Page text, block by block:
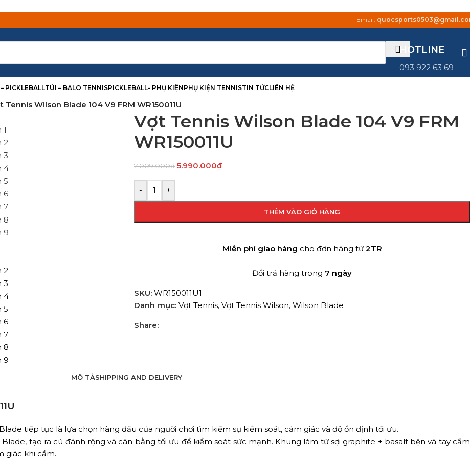
Email:
HOTLINE
093 922 63 69
PICKLEBALLTÚI – BALO TENNISPICKLEBALL- PHỤ KIỆNPHỤ KIỆN TENNISTIN TỨCLIÊN HỆ
Tennis Wilson Blade 104 V9 FRM WR150011U
Vợt Tennis Wilson Blade 104 V9 FRM
WR150011U
7.009.000₫ 5.990.000₫
- +
THÊM VÀO GIỎ HÀNG
Miễn phí giao hàng cho đơn hàng từ 2TR
Đổi trả hàng trong 7 ngày
SKU: WR150011U1
Danh mục: Vợt Tennis, Vợt Tennis Wilson, Wilson Blade
Share:
MÔ TẢSHIPPING AND DELIVERY
tiếp tục là lựa chọn hàng đầu của người chơi tìm kiếm sự kiểm soát, cảm giác và độ ổn định tối ưu.
tạo ra cú đánh rộng và cân bằng tối ưu để kiểm soát sức mạnh. Khung làm từ sợi graphite + basalt bện và tay cầm
giác khi cầm.